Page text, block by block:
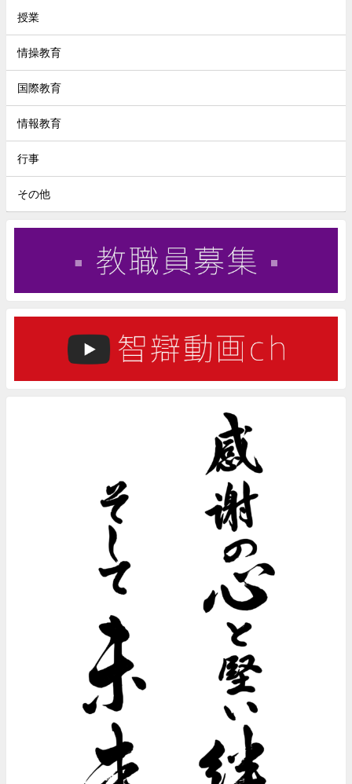
授業
情操教育
国際教育
情報教育
行事
その他